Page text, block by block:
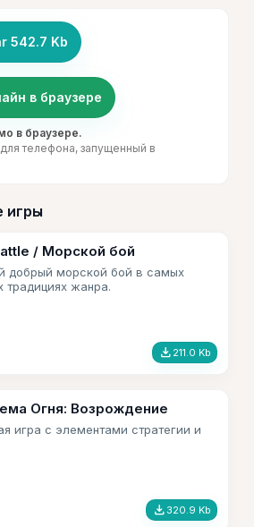
542.7 Kb
в браузере
в браузере.
телефона, запущенный в
игры
/ Морской бой
добрый морской бой в самых
традициях жанра.
file_download 211.0 Kb
Огня: Возрождение
игра с элементами стратегии и
file_download 320.9 Kb